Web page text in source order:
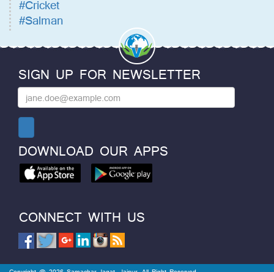
#Cricket
#Salman
SIGN UP FOR NEWSLETTER
DOWNLOAD OUR APPS
CONNECT WITH US